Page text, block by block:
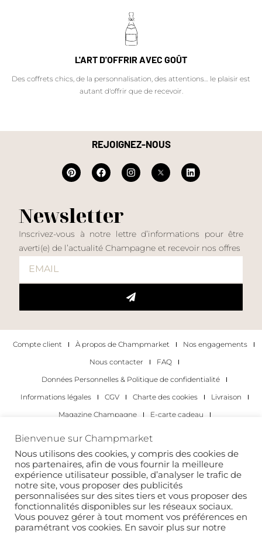
L'ART D'OFFRIR AVEC GOÛT
Des coffrets chics, de la personnalisation, des attentions… le plaisir est
autant d'offrir que de recevoir.
REJOIGNEZ-NOUS
Newsletter
Inscrivez-vous à notre lettre d’informations pour être
averti(e) de l’actualité Champagne et recevoir nos offres
Compte client À propos de Champmarket
Nos engagements
Nous contacter
FAQ
Données Personnelles & Politique de confidentialité
Informations légales
CGV Charte des cookies
Livraison
Magazine Champagne
E-carte cadeau
Les occasions pour déguster du champagne
Pour les particuliers
Pour les entreprises
Copyright 2022 © tous droits réservés. Champmarket.
Bienvenue sur Champmarket
Nous utilisons des cookies, y compris des cookies de
nos partenaires, afin de vous fournir la meilleure
expérience utilisateur possible, d’analyser le trafic de
notre site, vous proposer des publicités
personnalisées sur des sites tiers et vous proposer des
fonctionnalités disponibles sur les réseaux sociaux.
Vous pouvez gérer à tout moment vos préférences en
paramétrant vos cookies. En savoir plus sur notre